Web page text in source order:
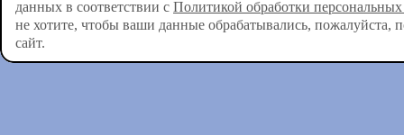
данных в соответствии с Политикой обработки
не хотите, чтобы ваши данные обрабатывались, пожалуйста,
сайт.